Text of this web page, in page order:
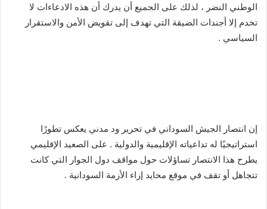
الوطني النضر ، لذلك على الجميع أن يدرك أن هذه الادعاءات لا
تخدم إلا أجندات الضيقة التي تهدف إلى تقويض الأمن والاستقرار
السياسي .
إن انتصار الجيش السوداني في تحرير ود مدني يعكس تطورًا
استراتيجيًا له تداعياته الإقليمية والدولية . على الصعيد الإقليمي
يطرح هذا الانتصار تساؤلات حول مواقف دول الجوار التي كانت
تتجاهل أو تقف في موقع محايد إزاء الأزمة السودانية .